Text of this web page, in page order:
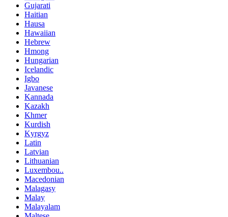
Gujarati
Haitian
Hausa
Hawaiian
Hebrew
Hmong
Hungarian
Icelandic
Igbo
Javanese
Kannada
Kazakh
Khmer
Kurdish
Kyrgyz
Latin
Latvian
Lithuanian
Luxembou..
Macedonian
Malagasy
Malay
Malayalam